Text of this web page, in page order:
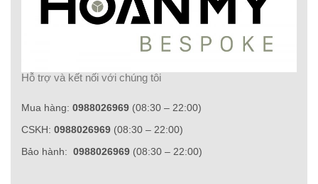
Hỗ trợ và kết nối với chúng tôi
Mua hàng: 0988026969 (08:30 – 22:00)
CSKH: 0988026969 (08:30 – 22:00)
Bảo hành: 0988026969 (08:30 – 22:00)